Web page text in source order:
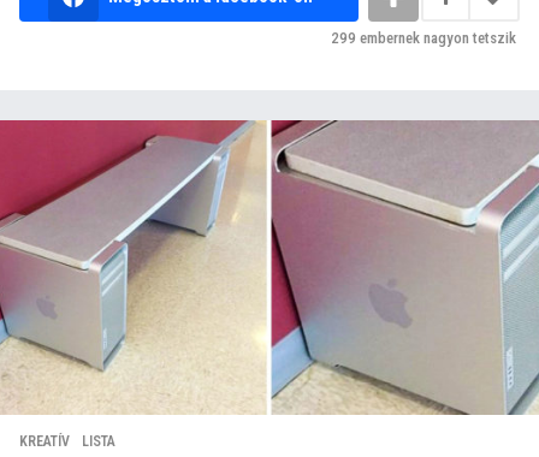
299 embernek nagyon tetszik
KREATÍV ,LISTA